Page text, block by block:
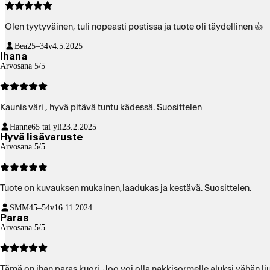
Olen tyytyväinen, tuli nopeasti postissa ja tuote oli täydellinen 👍
Bea25–34v4.5.2025
Ihana
Arvosana 5/5
Kaunis väri , hyvä pitävä tuntu kädessä. Suosittelen
Hanne65 tai yli23.2.2025
Hyvä lisävaruste
Arvosana 5/5
Tuote on kuvauksen mukainen,laadukas ja kestävä. Suosittelen.
SMM45–54v16.11.2024
Paras
Arvosana 5/5